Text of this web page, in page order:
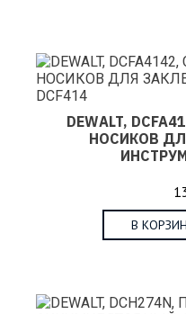
DEWALT,
НОСИКОВ
В